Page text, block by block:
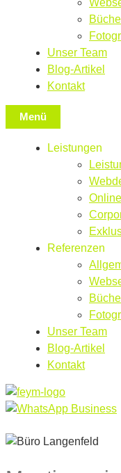
Unser Team
Blog-Artikel
Kontakt
Menü
Leistungen
Referenzen
Unser Team
Blog-Artikel
Kontakt